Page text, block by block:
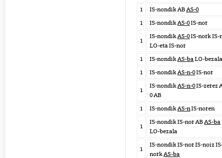
1
IS-nondik AB AS-0
1
IS-nondikAS-0IS-nor
1
IS-nondikAS-0IS-nork IS-
LO-eta IS-nor
1
IS-nondikAS-baLO-bezala
1
IS-nondikAS-n-0IS-nor
1
IS-nondikAS-n-0IS-zerez
0 AB
1
IS-nondikAS-nIS-noren
1
IS-nondik IS-nor AB AS-ba
LO-bezala
1
IS-nondik IS-nor IS-noiz
norkAS-ba